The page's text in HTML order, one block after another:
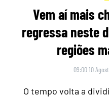
Vem aí mais
regressa neste
regiões
09:00 10
O tempo volta a